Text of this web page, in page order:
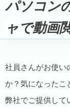
パソコン
ャで動画
社員さんがお使い
か？気になったこ
弊社でご提供して